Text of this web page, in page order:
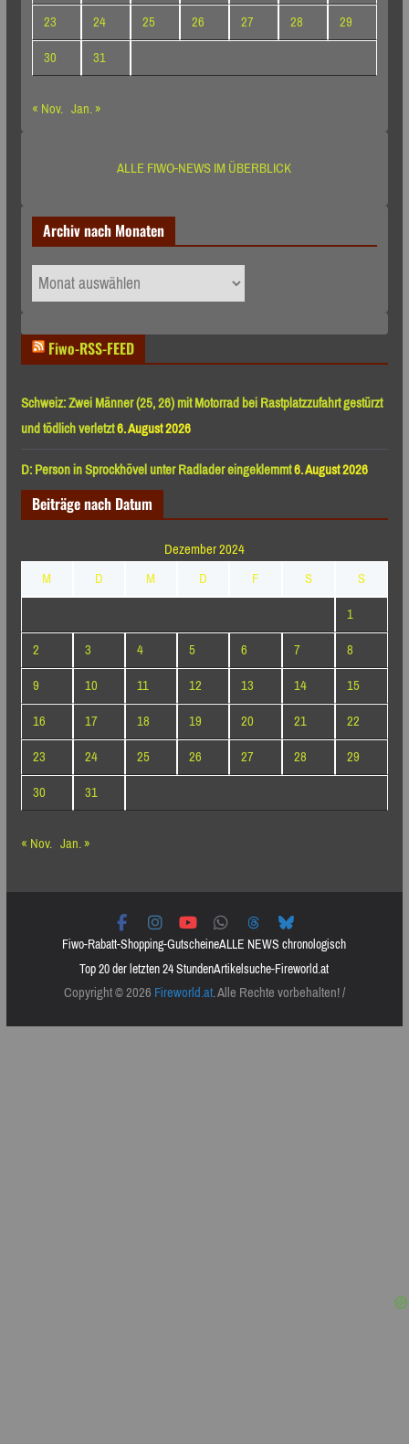
23
24 25 26 27 28
29
30
31
« Nov. Jan. »
ALLE FIWO-NEWS IM ÜBERBLICK
Archiv nach Monaten
Archiv
nach
Fiwo-RSS-FEED
Schweiz: Zwei Männer (25, 26) mit Motorrad bei Rastplatzzufahrt gestürzt
und tödlich verletzt6. August 2026
D: Person in Sprockhövel unter Radlader eingeklemmt6. August 2026
Beiträge nach Datum
Dezember 2024
M
D M D F S
S
1
2
3 4 5 6 7
8
9
10 11 12 13 14
15
16
17 18 19 20 21
22
23
24 25 26 27 28
29
30
31
« Nov. Jan. »
Fiwo-Rabatt-Shopping-GutscheineALLE NEWS chronologisch
Top 20 der letzten 24 StundenArtikelsuche-Fireworld.at
Copyright © 2026Fireworld.at. Alle Rechte vorbehalten! /